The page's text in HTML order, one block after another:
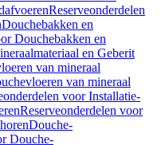
Reserveonderdelen
Douchebakken en
Douchebakken en
en Geberit
van mineraal
van mineraal
voor Installatie-
Reserveonderdelen voor
Douche-
Douche-